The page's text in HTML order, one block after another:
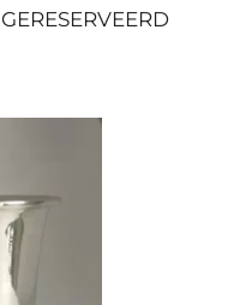
GERESERVEERD